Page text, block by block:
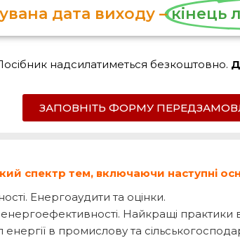
дата виходу – кінець
надсилатиметься безкоштовно.
ЗАПОВНІТЬ ФОРМУ
спектр тем, включаючи наступні
Енергоаудити та оцінки.
енергоефективності. Найкращі
в промислову та